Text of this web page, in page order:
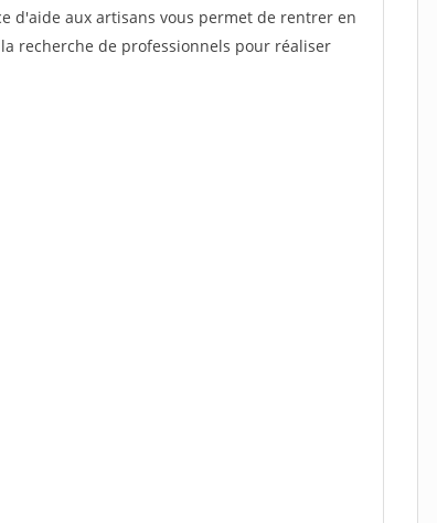
d'aide aux artisans vous permet de rentrer en
recherche de professionnels pour réaliser